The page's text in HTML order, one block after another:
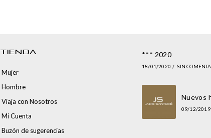
TIENDA
Mujer
Hombre
Viaja con Nosotros
Mi Cuenta
Buzón de sugerencias
*** 2020
18/01/2020 / SIN
Nuevos
09/12/2019